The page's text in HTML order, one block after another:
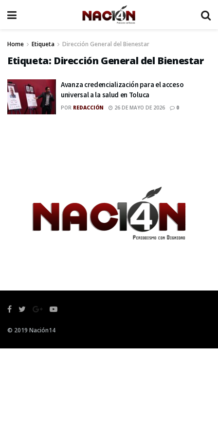
Home Etiqueta Dirección General del Bienestar
Etiqueta: Dirección General del Bienestar
Avanza credencialización para el acceso
universal a la salud en Toluca
POR REDACCIÓN 26 DE MAYO DE 2026 0
© 2019 Nación14